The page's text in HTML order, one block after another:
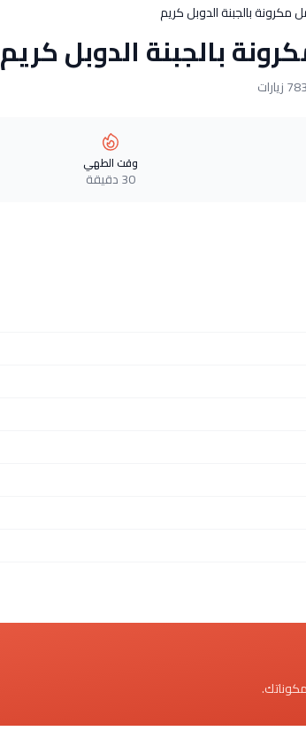
بالجبنة الدوبل كريم
بالجبنة الدوبل كريم
783 زيارات
وقت الطهي
30 دقيقة